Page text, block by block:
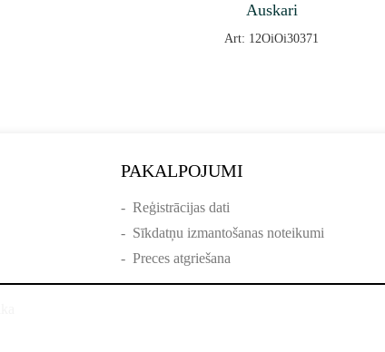
Auskari
Art: 12OiOi30371
PAKALPOJUMI
- Reģistrācijas dati
- Sīkdatņu izmantošanas noteikumi
- Preces atgriešana